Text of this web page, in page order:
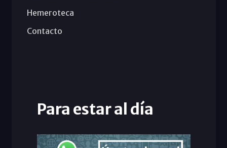
Hemeroteca
Contacto
Para estar al día